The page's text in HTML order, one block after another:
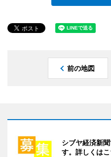
前の地図
シブヤ経済新
す。詳しくはこ